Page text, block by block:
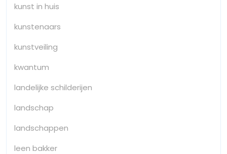
kunst in huis
kunstenaars
kunstveiling
kwantum
landelijke schilderijen
landschap
landschappen
leen bakker